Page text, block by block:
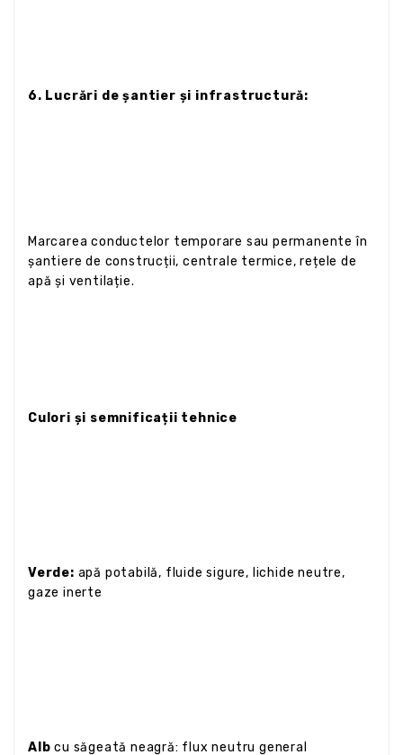
6. Lucrări de șantier și infrastructură:
Marcarea conductelor temporare sau permanente în
șantiere de construcții, centrale termice, rețele de
apă și ventilație.
Culori și semnificații tehnice
Verde: apă potabilă, fluide sigure, lichide neutre,
gaze inerte
Alb cu săgeată neagră: flux neutru general